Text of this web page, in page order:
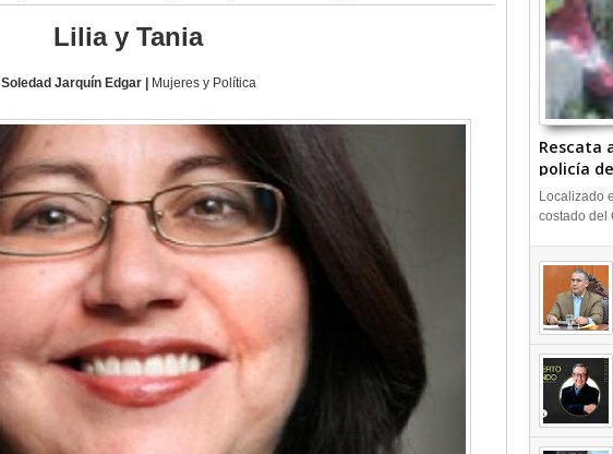
Lilia y Tania
Soledad Jarquín Edgar | Mujeres y Política
Rescata
policía
Localizado
costado del